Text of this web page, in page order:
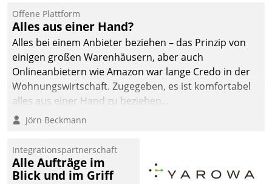
einsehen und ändern
oder
Schadensmeldungen
abgeben – rund um die
Uhr.
Offene Plattform
Alles aus einer Hand?
Alles bei einem Anbieter beziehen – das Prinzip von
einigen großen Warenhäusern, aber auch
Onlineanbietern wie Amazon war lange Credo in der
Wohnungswirtschaft. Zugegeben, es ist komfortabel
alles aus einer Hand zu beziehen...
Jörn Beckmann
Integrationspartnerschaft
Alle Aufträge im
Blick und im Griff